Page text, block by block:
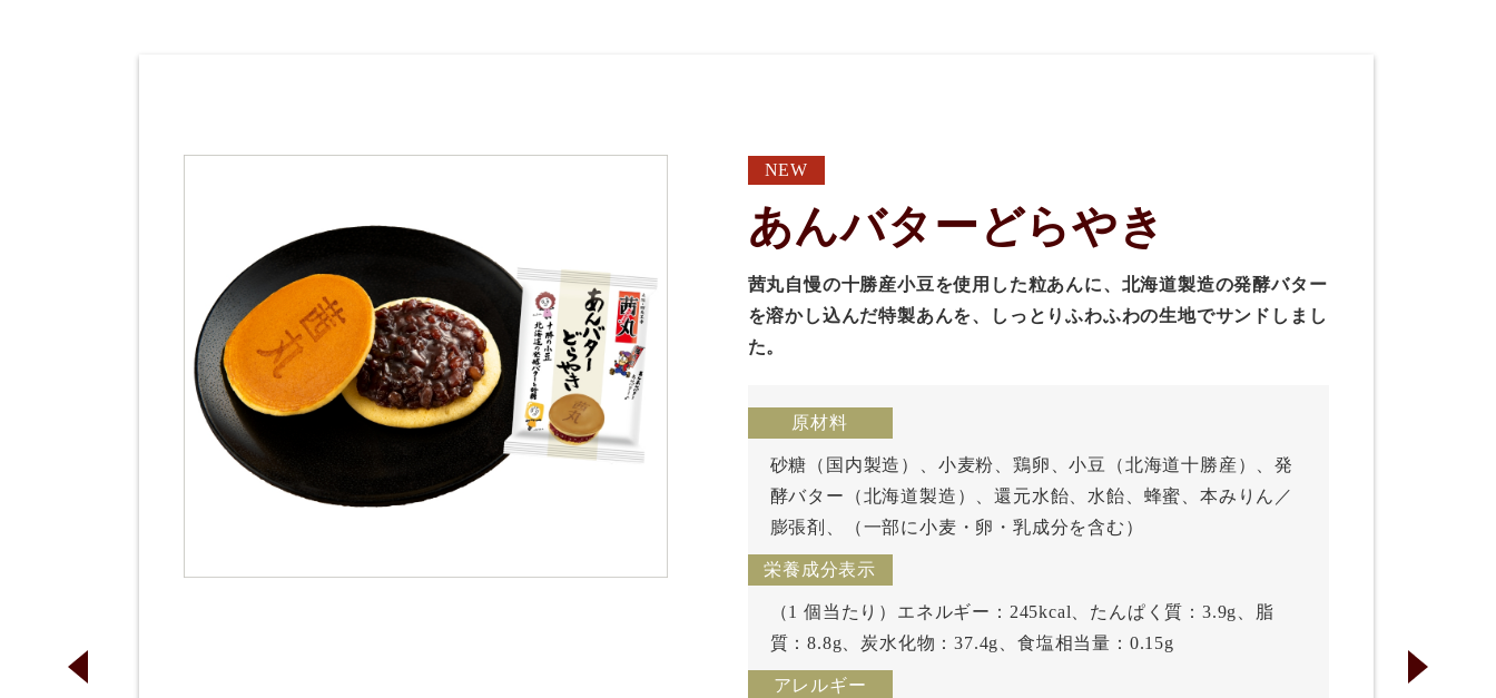
NEW
あんバターどらやき
茜丸自慢の十勝産小豆を使用した粒あんに、北海道製造の発酵バター
を溶かし込んだ特製あんを、しっとりふわふわの生地でサンドしまし
た。
原材料
砂糖（国内製造）、小麦粉、鶏卵、小豆（北海道十勝産）、発
酵バター（北海道製造）、還元水飴、水飴、蜂蜜、本みりん／
膨張剤、（一部に小麦・卵・乳成分を含む）
栄養成分表示
（1 個当たり）エネルギー：245kcal、たんぱく質：3.9g、脂
質：8.8g、炭水化物：37.4g、食塩相当量：0.15g
アレルギー